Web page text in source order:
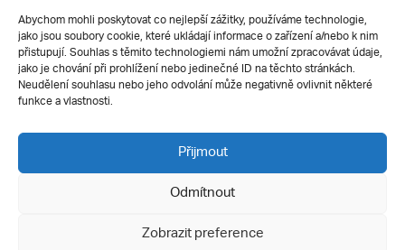
Abychom mohli poskytovat co nejlepší zážitky, používáme technologie,
jako jsou soubory cookie, které ukládají informace o zařízení a/nebo k nim
přistupují. Souhlas s těmito technologiemi nám umožní zpracovávat údaje,
jako je chování při prohlížení nebo jedinečné ID na těchto stránkách.
Neudělení souhlasu nebo jeho odvolání může negativně ovlivnit některé
funkce a vlastnosti.
Přijmout
Odmítnout
Zobrazit preference
Silverius
Pro uchazeče
Přijímací řízení
E-prihlaska
Přípravné kurzy
Ochrana soukromí
Všechna práva vyhrazena